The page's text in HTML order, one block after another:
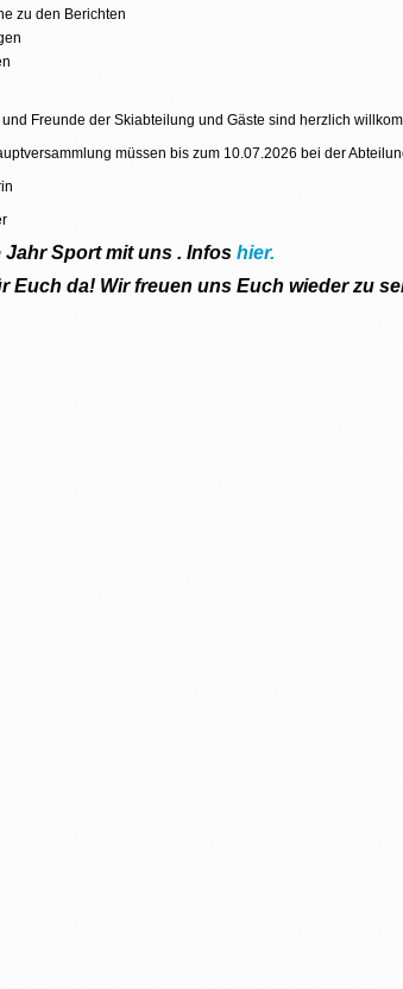
zu den Berichten
Freunde der Skiabteilung und Gäste sind herzlich
müssen bis zum 10.07.2026 bei der
Jahr Sport mit uns . Infos hier.
Euch da! Wir freuen uns Euch wieder zu